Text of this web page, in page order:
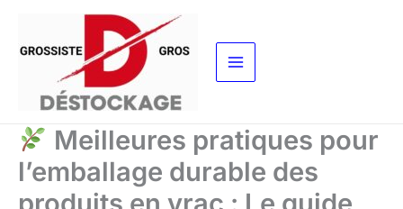
contenu
Meilleures pratiques pour
l’emballage durable des